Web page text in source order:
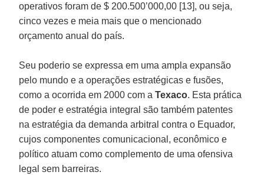
operativos foram de $ 200.500’000,00 [13], ou seja,
cinco vezes e meia mais que o mencionado
orçamento anual do país.
Seu poderio se expressa em uma ampla expansão
pelo mundo e a operações estratégicas e fusões,
como a ocorrida em 2000 com aTexaco. Esta prática
de poder e estratégia integral são também patentes
na estratégia da demanda arbitral contra o Equador,
cujos componentes comunicacional, econômico e
político atuam como complemento de uma ofensiva
legal sem barreiras.